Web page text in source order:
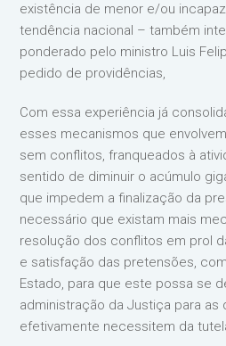
existência de menor e/ou
tendência nacional – também
ponderado pelo ministro Luis
pedido de providências,
Com essa experiência já
esses mecanismos que
sem conflitos, franqueados à
sentido de diminuir o acúmulo
que impedem a finalização da
necessário que existam mais
resolução dos conflitos em prol
e satisfação das pretensões,
Estado, para que este possa se
administração da Justiça para as
efetivamente necessitem da